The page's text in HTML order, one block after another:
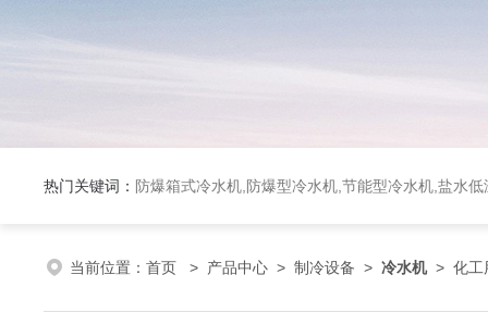
热门关键词： 防爆箱式冷水机,防爆型冷水机,节能型冷水机,盐水低
当前位置： 首页 > 产品中心 > 制冷设备 > 冷水机> 化工